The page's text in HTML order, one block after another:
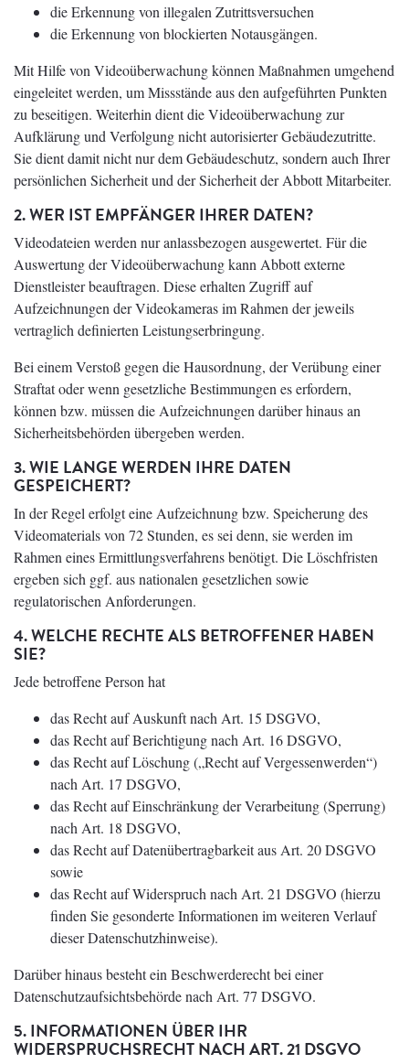
die Erkennung von illegalen Zutrittsversuchen
die Erkennung von blockierten Notausgängen.
Mit Hilfe von Videoüberwachung können Maßnahmen umgehend
eingeleitet werden, um Missstände aus den aufgeführten Punkten
zu beseitigen. Weiterhin dient die Videoüberwachung zur
Aufklärung und Verfolgung nicht autorisierter Gebäudezutritte.
Sie dient damit nicht nur dem Gebäudeschutz, sondern auch Ihrer
persönlichen Sicherheit und der Sicherheit der Abbott Mitarbeiter.
2. WER IST EMPFÄNGER IHRER DATEN?
Videodateien werden nur anlassbezogen ausgewertet. Für die
Auswertung der Videoüberwachung kann Abbott externe
Dienstleister beauftragen. Diese erhalten Zugriff auf
Aufzeichnungen der Videokameras im Rahmen der jeweils
vertraglich definierten Leistungserbringung.
Bei einem Verstoß gegen die Hausordnung, der Verübung einer
Straftat oder wenn gesetzliche Bestimmungen es erfordern,
können bzw. müssen die Aufzeichnungen darüber hinaus an
Sicherheitsbehörden übergeben werden.
3. WIE LANGE WERDEN IHRE DATEN
GESPEICHERT?
In der Regel erfolgt eine Aufzeichnung bzw. Speicherung des
Videomaterials von 72 Stunden, es sei denn, sie werden im
Rahmen eines Ermittlungsverfahrens benötigt. Die Löschfristen
ergeben sich ggf. aus nationalen gesetzlichen sowie
regulatorischen Anforderungen.
4. WELCHE RECHTE ALS BETROFFENER HABEN
SIE?
Jede betroffene Person hat
das Recht auf Auskunft nach Art. 15 DSGVO,
das Recht auf Berichtigung nach Art. 16 DSGVO,
das Recht auf Löschung („Recht auf Vergessenwerden“)
nach Art. 17 DSGVO,
das Recht auf Einschränkung der Verarbeitung (Sperrung)
nach Art. 18 DSGVO,
das Recht auf Datenübertragbarkeit aus Art. 20 DSGVO
sowie
das Recht auf Widerspruch nach Art. 21 DSGVO (hierzu
finden Sie gesonderte Informationen im weiteren Verlauf
dieser Datenschutzhinweise).
Darüber hinaus besteht ein Beschwerderecht bei einer
Datenschutzaufsichtsbehörde nach Art. 77 DSGVO.
5. INFORMATIONEN ÜBER IHR
WIDERSPRUCHSRECHT NACH ART. 21 DSGVO